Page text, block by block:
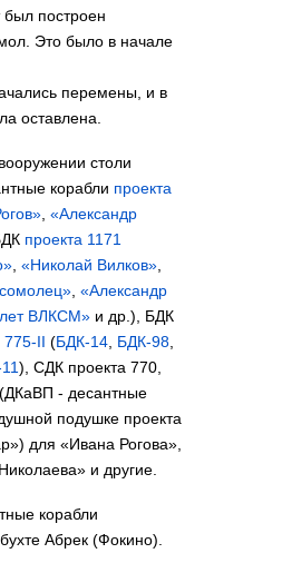
был построен
Это было в начале
перемены, и в
оставлена.
столи
корабли проекта
«Александр
проекта 1171
«Николай Вилков»
«Александр
ВЛКСМ» и др.), БДК
775-II (БДК-14 БДК-98
), СДК проекта 770,
- десантные
подушке проекта
для «Ивана Рогова»,
и другие.
корабли
Абрек (Фокино).